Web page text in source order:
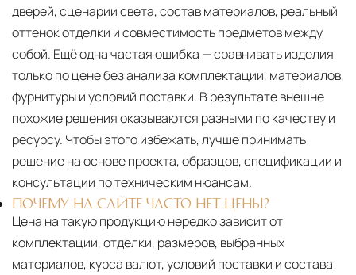
дверей, сценарии света, состав материалов, реальный
оттенок отделки и совместимость предметов между
собой. Ещё одна частая ошибка — сравнивать изделия
только по цене без анализа комплектации, материалов,
фурнитуры и условий поставки. В результате внешне
похожие решения оказываются разными по качеству и
ресурсу. Чтобы этого избежать, лучше принимать
решение на основе проекта, образцов, спецификации и
консультации по техническим нюансам.
ПОЧЕМУ НА САЙТЕ ЧАСТО НЕТ ЦЕНЫ?
Цена на такую продукцию нередко зависит от
комплектации, отделки, размеров, выбранных
материалов, курса валют, условий поставки и состава